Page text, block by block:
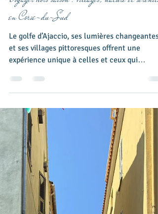
Sophie-Fleur Blanchard
Voyager hors saison : villages, nature et sérénité
en Corse-du-Sud
expérience unique à celles et ceux qui
choisissent la Corse hors saison. Calme,
authenticité, prix plus doux et nature
préservée : c’est la période idéale pour
randonner, flâner dans les ruelles, rencontrer
les artisans… et vraiment déconnecter.